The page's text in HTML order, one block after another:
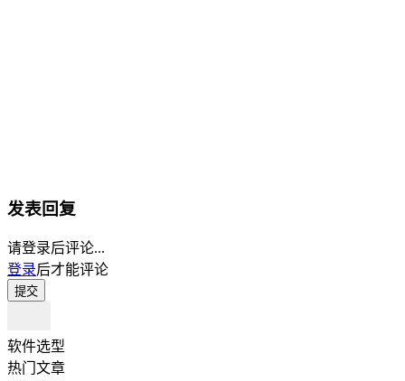
发表回复
请登录后评论...
登录后才能评论
提交
软件选型
热门文章